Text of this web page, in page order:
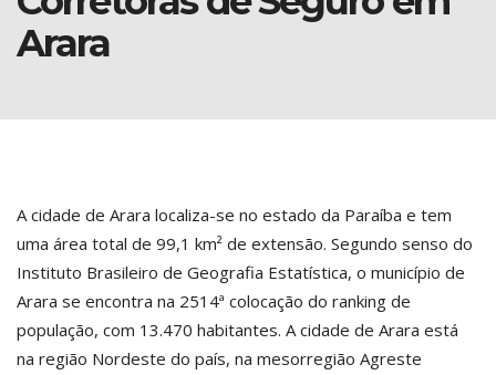
Arara
A cidade de Arara localiza-se no estado da Paraíba e tem
uma área total de 99,1 km² de extensão. Segundo senso do
Instituto Brasileiro de Geografia Estatística, o município de
Arara se encontra na 2514ª colocação do ranking de
população, com 13.470 habitantes. A cidade de Arara está
na região Nordeste do país, na mesorregião Agreste